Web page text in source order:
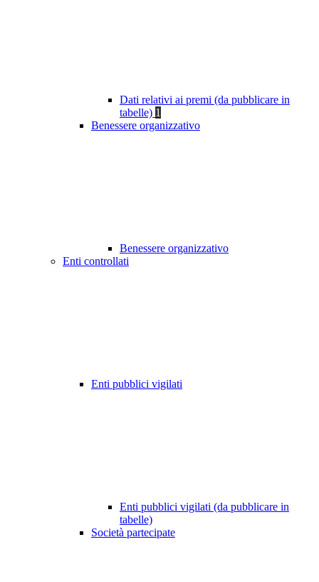
Dati relativi ai premi (da pubblicare in
tabelle) 1
Benessere organizzativo
Benessere organizzativo
Enti controllati
Enti pubblici vigilati
Enti pubblici vigilati (da pubblicare in
tabelle)
Società partecipate